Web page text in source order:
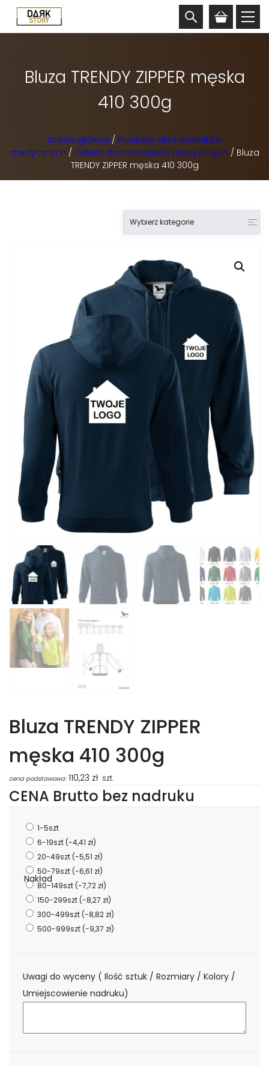
Bluza TRENDY ZIPPER męska
410 300g
Strona główna / Produkty dla ratowników
medycznych / Odzież dla ratowników medycznych / Bluza
TRENDY ZIPPER męska 410 300g
Wybierz kategorie
Bluza TRENDY ZIPPER
męska 410 300g
cena podstawowa: 110,23 zł szt.
CENA Brutto bez nadruku
Nakład
1-5szt
6-19szt(-4,41 zł)
20-49szt(-5,51 zł)
50-79szt(-6,61 zł)
80-149szt(-7,72 zł)
150-299szt(-8,27 zł)
300-499szt(-8,82 zł)
500-999szt(-9,37 zł)
Uwagi do wyceny ( Ilość sztuk / Rozmiary / Kolory /
Umiejscowienie nadruku)